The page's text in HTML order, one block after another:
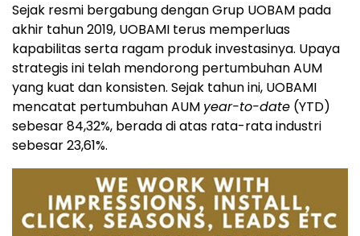
Sejak resmi bergabung dengan Grup UOBAM pada
akhir tahun 2019, UOBAMI terus memperluas
kapabilitas serta ragam produk investasinya. Upaya
strategis ini telah mendorong pertumbuhan AUM
yang kuat dan konsisten. Sejak tahun ini, UOBAMI
mencatat pertumbuhan AUM year-to-date (YTD)
sebesar 84,32%, berada di atas rata-rata industri
sebesar 23,61%.